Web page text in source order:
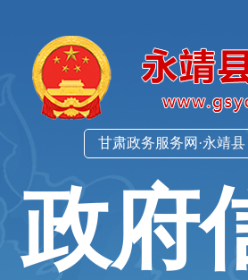
甘肃政务服务网·永靖县
政府